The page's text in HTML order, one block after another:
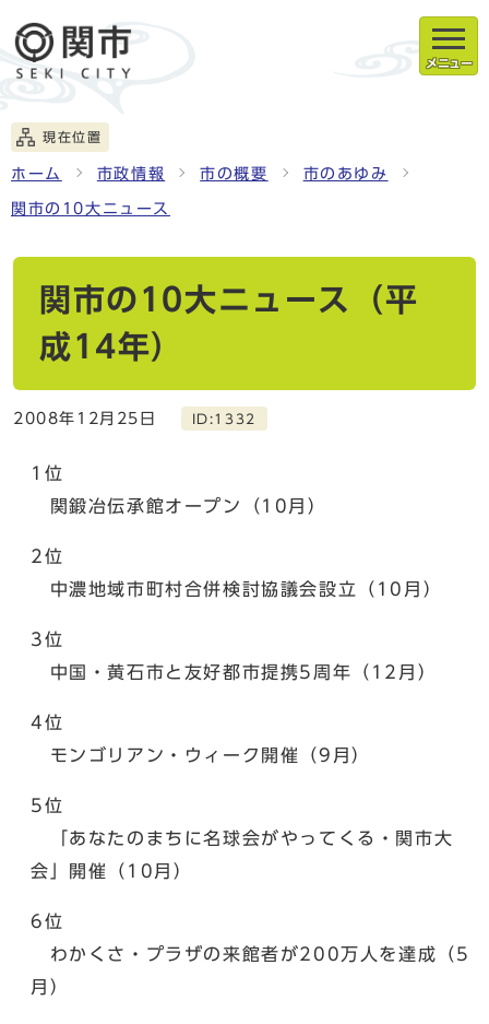
メニュー
現在位置
ホーム 市政情報 市の概要 市のあゆみ
関市の10大ニュース
関市の10大ニュース（平
成14年）
2008年12月25日 ID:1332
1位
関鍛冶伝承館オープン（10月）
2位
中濃地域市町村合併検討協議会設立（10月）
3位
中国・黄石市と友好都市提携5周年（12月）
4位
モンゴリアン・ウィーク開催（9月）
5位
「あなたのまちに名球会がやってくる・関市大
会」開催（10月）
6位
わかくさ・プラザの来館者が200万人を達成（5
月）